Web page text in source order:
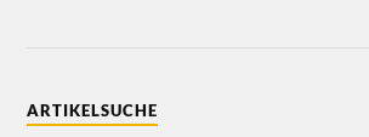
ARTIKELSUCHE